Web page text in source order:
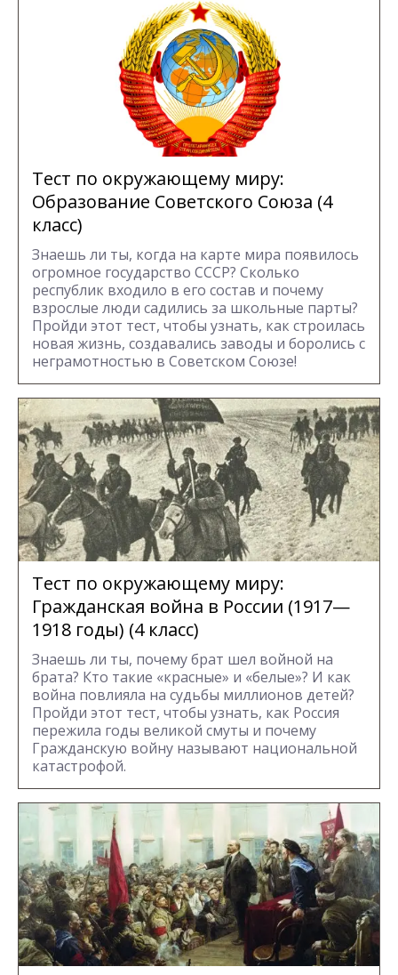
Тест по окружающему миру:
Образование Советского Союза (4
класс)
Знаешь ли ты, когда на карте мира появилось
огромное государство СССР? Сколько
республик входило в его состав и почему
взрослые люди садились за школьные парты?
Пройди этот тест, чтобы узнать, как строилась
новая жизнь, создавались заводы и боролись с
неграмотностью в Советском Союзе!
Тест по окружающему миру:
Гражданская война в России (1917—
1918 годы) (4 класс)
Знаешь ли ты, почему брат шел войной на
брата? Кто такие «красные» и «белые»? И как
война повлияла на судьбы миллионов детей?
Пройди этот тест, чтобы узнать, как Россия
пережила годы великой смуты и почему
Гражданскую войну называют национальной
катастрофой.